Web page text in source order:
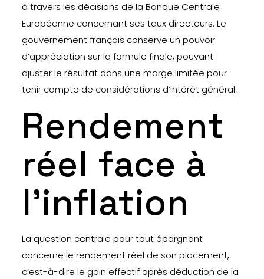
à travers les décisions de la Banque Centrale
Européenne concernant ses taux directeurs. Le
gouvernement français conserve un pouvoir
d’appréciation sur la formule finale, pouvant
ajuster le résultat dans une marge limitée pour
tenir compte de considérations d’intérêt général.
Rendement
réel face à
l’inflation
La question centrale pour tout épargnant
concerne le rendement réel de son placement,
c’est-à-dire le gain effectif après déduction de la